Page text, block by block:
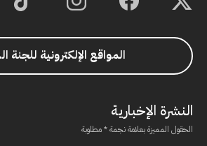
المواقع الإلكترونية للجنة
النشرة الإخبارية
الحقول المميزة بعلامة نجمة * مطلوبة